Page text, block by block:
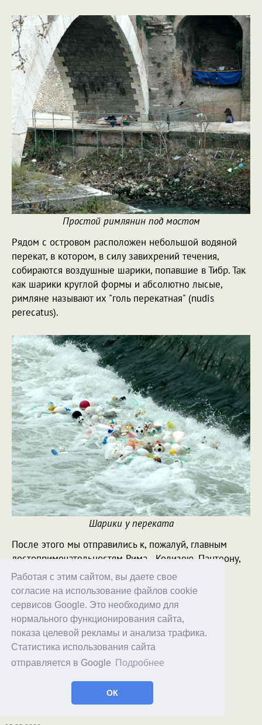
Работая с этим сайтом, вы даете свое
согласие на использование файлов cookie
сервисов Google. Это необходимо для
нормального функционирования сайта,
показа целевой рекламы и анализа трафика.
Статистика использования сайта
отправляется в Google
Подробнее
ОК
Простой римлянин под мостом
Рядом с островом расположен небольшой водяной
перекат, в котором, в силу завихрений течения,
собираются воздушные шарики, попавшие в Тибр. Так
как шарики круглой формы и абсолютно лысые,
римляне называют их "голь перекатная" (nudis
perecatus).
Шарики у переката
После этого мы отправились к, пожалуй, главным
достопримечательностям Рима - Колизею, Пантеону,
Палатину и Форуму.
[продолжение]